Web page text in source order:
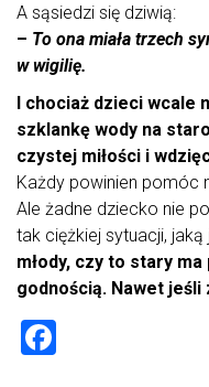
A sąsiedzi się dziwią:
– To ona miała trzech
w wigilię.
I chociaż dzieci wcale
szklankę wody na
czystej miłości i
Każdy powinien pomóc
Ale żadne dziecko nie
tak ciężkiej sytuacji, jaką
młody, czy to stary
godnością. Nawet jeśli